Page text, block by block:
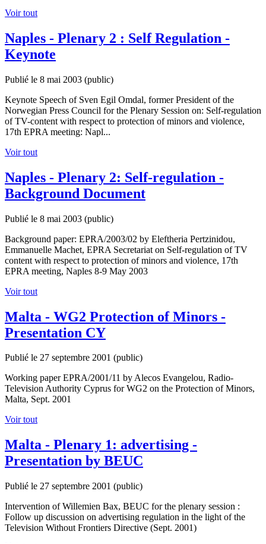
Voir tout
Naples - Plenary 2 : Self Regulation -
Keynote
Publié le 8 mai 2003 (public)
Keynote Speech of Sven Egil Omdal, former President of the
Norwegian Press Council for the Plenary Session on: Self-regulation
of TV-content with respect to protection of minors and violence,
17th EPRA meeting: Napl...
Voir tout
Naples - Plenary 2: Self-regulation -
Background Document
Publié le 8 mai 2003 (public)
Background paper: EPRA/2003/02 by Eleftheria Pertzinidou,
Emmanuelle Machet, EPRA Secretariat on Self-regulation of TV
content with respect to protection of minors and violence, 17th
EPRA meeting, Naples 8-9 May 2003
Voir tout
Malta - WG2 Protection of Minors -
Presentation CY
Publié le 27 septembre 2001 (public)
Working paper EPRA/2001/11 by Alecos Evangelou, Radio-
Television Authority Cyprus for WG2 on the Protection of Minors,
Malta, Sept. 2001
Voir tout
Malta - Plenary 1: advertising -
Presentation by BEUC
Publié le 27 septembre 2001 (public)
Intervention of Willemien Bax, BEUC for the plenary session :
Follow up discussion on advertising regulation in the light of the
Television Without Frontiers Directive (Sept. 2001)